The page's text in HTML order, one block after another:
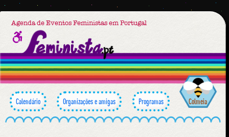
Agenda de Eventos Feministas em Portugal
Calendário Organizações e amigas Programas Colmeia